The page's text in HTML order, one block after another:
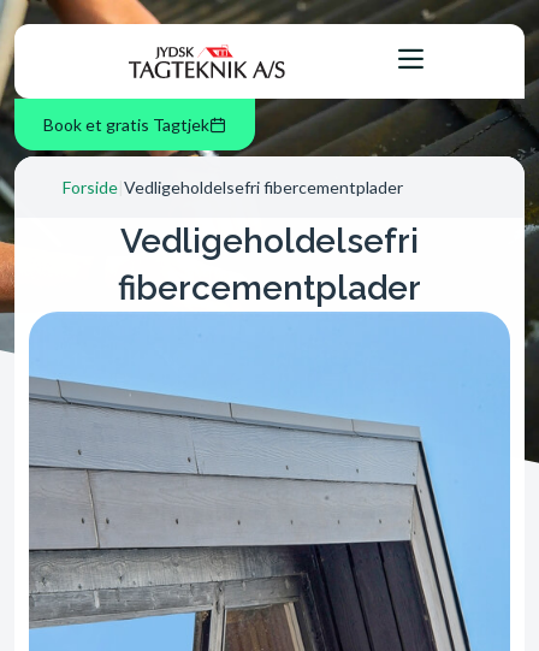
Book et gratis Tagtjek
Forside Vedligeholdelsefri fibercementplader
Vedligeholdelsefri
fibercementplader